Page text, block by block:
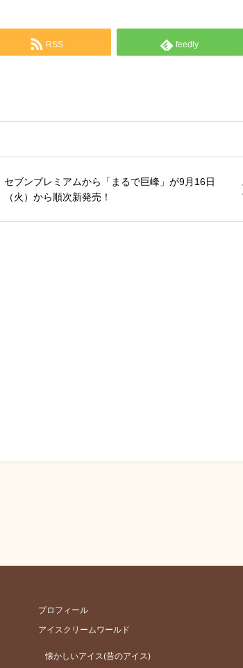
RSS feedly
セブンプレミアムから「まるで巨峰」が9月16日
（火）から順次新発売！
プロフィール
アイスクリームワールド
懐かしいアイス(昔のアイス)